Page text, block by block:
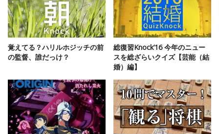
覚えてる？ハリルホジッチの前
の監督、誰だっけ？
総復習Knock’16 今年のニュー
スを総ざらいクイズ【芸能（結
婚）編】